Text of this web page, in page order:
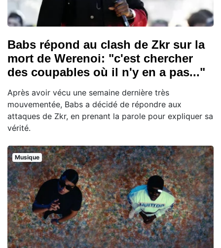
Babs répond au clash de Zkr sur la
mort de Werenoi: "c'est chercher
des coupables où il n'y en a pas..."
Après avoir vécu une semaine dernière très
mouvementée, Babs a décidé de répondre aux
attaques de Zkr, en prenant la parole pour expliquer sa
vérité.
Musique